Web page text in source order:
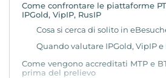
Come confrontare le piattaforme
IPGold, VipIP, RusIP
Cosa si cerca di solito in
Quando valutare IPGold, VipIP e
Come vengono accreditati MTP e
prima del prelievo